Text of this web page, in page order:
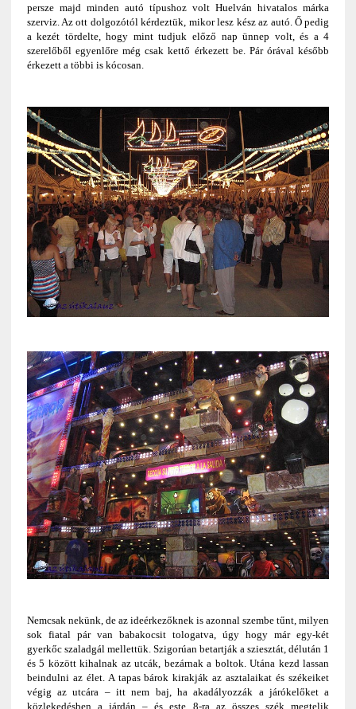
persze majd minden autó típushoz volt Huelván hivatalos márka
szerviz. Az ott dolgozótól kérdeztük, mikor lesz kész az autó. Ő pedig
a kezét tördelte, hogy mint tudjuk előző nap ünnep volt, és a 4
szerelőből egyenlőre még csak kettő érkezett be. Pár órával később
érkezett a többi is kócosan.
Nemcsak nekünk, de az ideérkezőknek is azonnal szembe tűnt, milyen
sok fiatal pár van babakocsit tologatva, úgy hogy már egy-két
gyerkőc szaladgál mellettük. Szigorúan betartják a sziesztát, délután 1
és 5 között kihalnak az utcák, bezárnak a boltok. Utána kezd lassan
beindulni az élet. A tapas bárok kirakják az asztalaikat és székeiket
végig az utcára – itt nem baj, ha akadályozzák a járókelőket a
közlekedésben a járdán – és este 8-ra az összes szék megtelik